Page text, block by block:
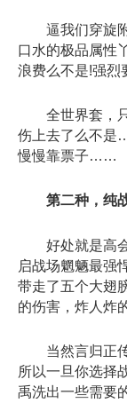
逼我们穿旋附
口水的极品属性
浪费么不是!强烈
全世界套，只
伤上去了么不
慢慢靠票子……
第二种，纯
好处就是高会
启战场魍魉最强
带走了五个大翅
的伤害，炸人炸
当然言归正传!
所以一旦你选择
禹洗出一些需要